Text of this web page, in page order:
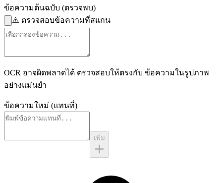
ข้อความต้นฉบับ (ตรวจพบ)
⚠️ ตรวจสอบข้อความที่สแกน
OCR อาจผิดพลาดได้ ตรวจสอบให้ตรงกับ ข้อความในรูปภาพ
อย่างแม่นยำ
ข้อความใหม่ (แทนที่)
เพิ่ม